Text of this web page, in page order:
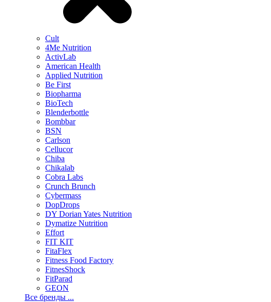
Cult
4Me Nutrition
ActivLab
American Health
Applied Nutrition
Be First
Biopharma
BioTech
Blenderbottle
Bombbar
BSN
Carlson
Cellucor
Chiba
Chikalab
Cobra Labs
Crunch Brunch
Cybermass
DopDrops
DY Dorian Yates Nutrition
Dymatize Nutrition
Effort
FIT KIT
FitaFlex
Fitness Food Factory
FitnesShock
FitParad
GEON
Все бренды ...